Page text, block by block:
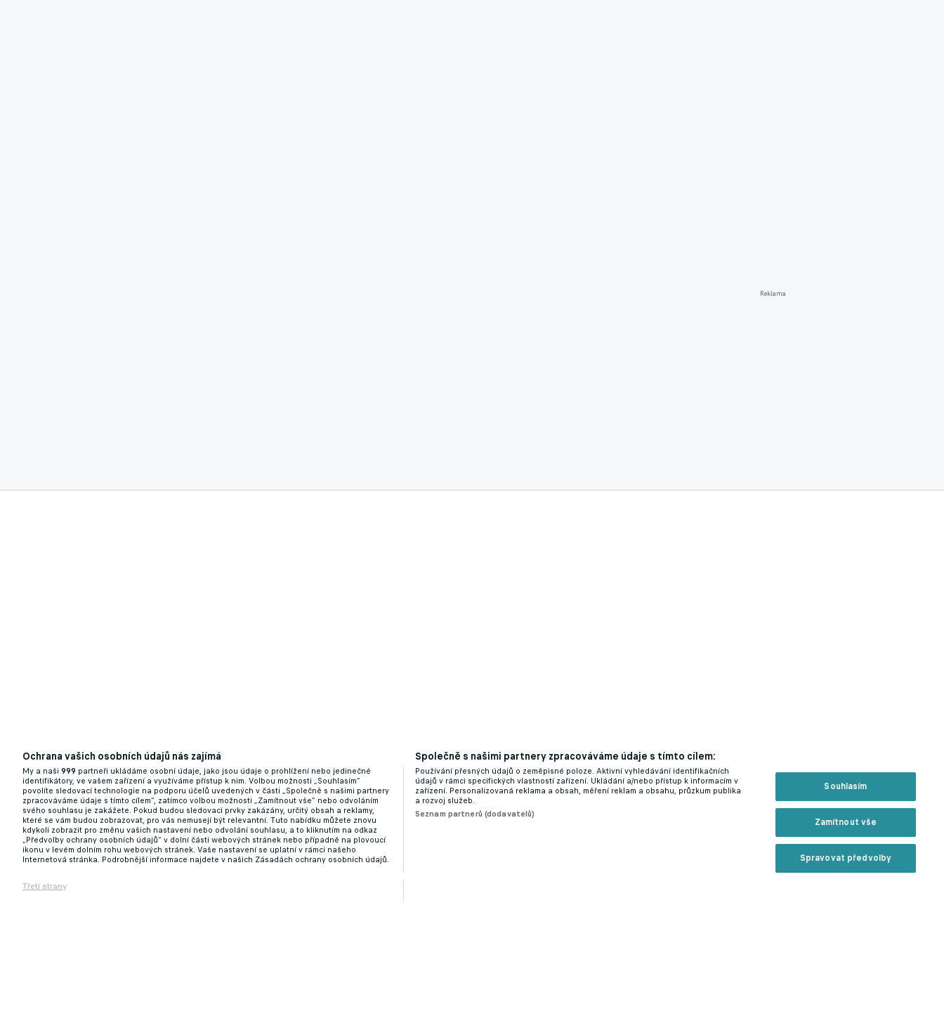
Reklama
Ochrana vašich osobních údajů nás zajímá
My a naši 999 partneři ukládáme osobní údaje, jako jsou údaje o prohlížení nebo jedinečné
identifikátory, ve vašem zařízení a využíváme přístup k nim. Volbou možnosti „Souhlasím“
povolíte sledovací technologie na podporu účelů uvedených v části „Společně s našimi partnery
zpracováváme údaje s tímto cílem“, zatímco volbou možnosti „Zamítnout vše“ nebo odvoláním
svého souhlasu je zakážete. Pokud budou sledovací prvky zakázány, určitý obsah a reklamy,
které se vám budou zobrazovat, pro vás nemusejí být relevantní. Tuto nabídku můžete znovu
kdykoli zobrazit pro změnu vašich nastavení nebo odvolání souhlasu, a to kliknutím na odkaz
„Předvolby ochrany osobních údajů“ v dolní části webových stránek nebo případně na plovoucí
ikonu v levém dolním rohu webových stránek. Vaše nastavení se uplatní v rámci našeho
Internetová stránka. Podrobnější informace najdete v našich Zásadách ochrany osobních údajů.
Třetí strany
Společně s našimi partnery zpracováváme údaje s tímto cílem:
Používání přesných údajů o zeměpisné poloze. Aktivní vyhledávání identifikačních
údajů v rámci specifických vlastností zařízení. Ukládání a/nebo přístup k informacím v
zařízení. Personalizovaná reklama a obsah, měření reklam a obsahu, průzkum publika
a rozvoj služeb.
Seznam partnerů (dodavatelů)
Souhlasím
Zamítnout vše
Spravovat předvolby